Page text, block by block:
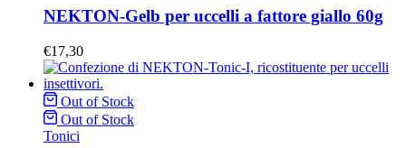
NEKTON-Gelb per uccelli a fattore giallo 60g
€17,30
Out of Stock
Out of Stock
Tonici